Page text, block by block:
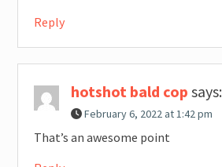
Reply
hotshot bald cop says:
February 6, 2022 at 1:42 pm
That’s an awesome point